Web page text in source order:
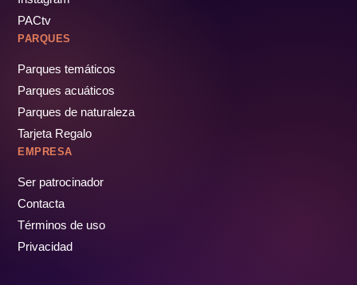
PACtv
PARQUES
Parques temáticos
Parques acuáticos
Parques de naturaleza
Tarjeta Regalo
EMPRESA
Ser patrocinador
Contacta
Términos de uso
Privacidad